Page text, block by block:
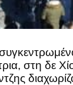
στη δε